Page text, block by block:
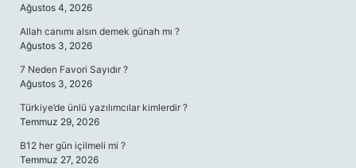
Ağustos 4, 2026
Allah canımı alsın demek günah mı ?
Ağustos 3, 2026
7 Neden Favori Sayıdır ?
Ağustos 3, 2026
Türkiye’de ünlü yazılımcılar kimlerdir ?
Temmuz 29, 2026
B12 her gün içilmeli mi ?
Temmuz 27, 2026